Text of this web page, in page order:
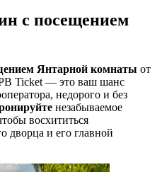
с посещением
Янтарной комнаты от
Ticket — это ваш шанс
недорого и без
незабываемое
восхититься
дворца и его главной